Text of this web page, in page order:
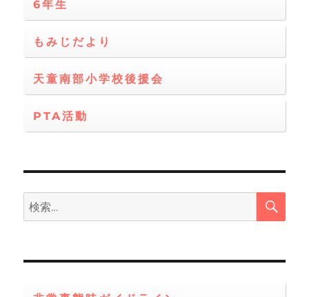
6年生
もみじだより
天童南部小学校後援会
PTA活動
検
索:
検